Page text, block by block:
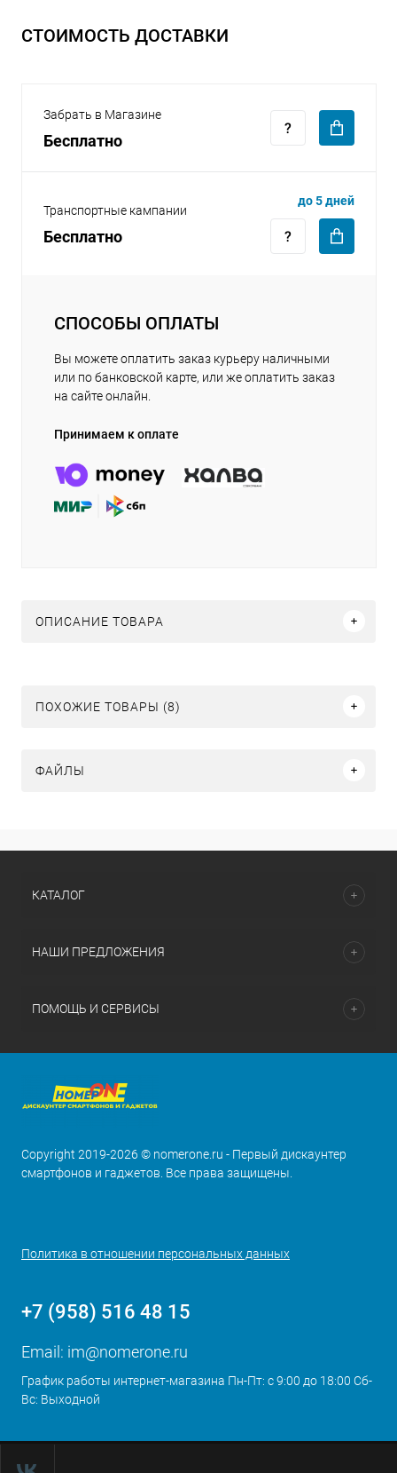
СТОИМОСТЬ ДОСТАВКИ
Забрать в Магазине
Бесплатно
Транспортные кампании
Бесплатно
до 5 дней
СПОСОБЫ ОПЛАТЫ
Вы можете оплатить заказ курьеру наличными
или по банковской карте, или же оплатить заказ
на сайте онлайн.
Принимаем к оплате
ОПИСАНИЕ ТОВАРА
ПОХОЖИЕ ТОВАРЫ (8)
ФАЙЛЫ
КАТАЛОГ
НАШИ ПРЕДЛОЖЕНИЯ
ПОМОЩЬ И СЕРВИСЫ
Copyright 2019-2026 © nomerone.ru - Первый дискаунтер
смартфонов и гаджетов. Все права защищены.
Политика в отношении персональных данных
+7 (958) 516 48 15
Email: im@nomerone.ru
График работы интернет-магазина Пн-Пт: с 9:00 до 18:00 Сб-
Вс: Выходной